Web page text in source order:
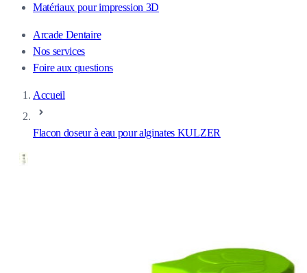
Matériaux pour impression 3D
Arcade Dentaire
Nos services
Foire aux questions
Accueil
Flacon doseur à eau pour alginates KULZER